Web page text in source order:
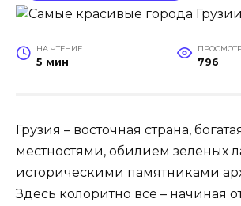
НА ЧТЕНИЕ
5 мин 796
Грузия – восточная страна,
местностями, обилием зеленых
историческими памятниками
Здесь колоритно все – начиная